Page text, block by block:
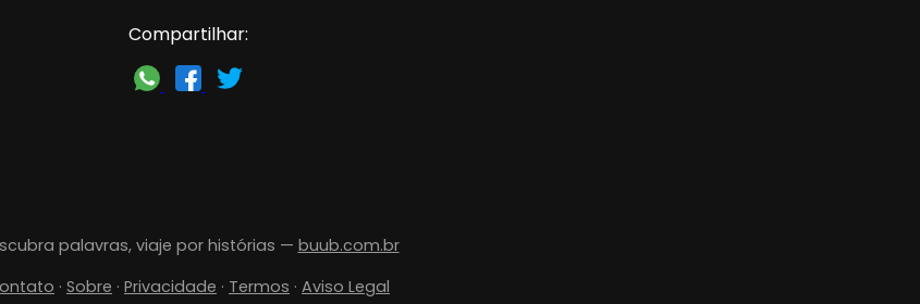
Compartilhar:
palavras, viaje por histórias — buub.com.br
· Sobre · Privacidade · Termos · Aviso Legal